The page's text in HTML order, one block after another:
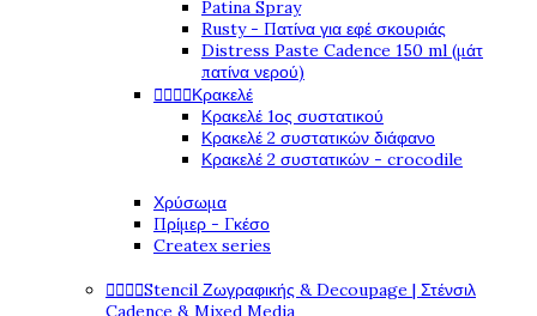
Patina Spray
Rusty - Πατίνα για εφέ σκουριάς
Distress Paste Cadence 150 ml (μάτ
πατίνα νερού)
Κρακελέ
Κρακελέ 1ος συστατικού
Κρακελέ 2 συστατικών διάφανο
Κρακελέ 2 συστατικών - crocodile
Χρύσωμα
Πρίμερ - Γκέσο
Createx series
Stencil Ζωγραφικής & Decoupage | Στένσιλ
Cadence & Mixed Media